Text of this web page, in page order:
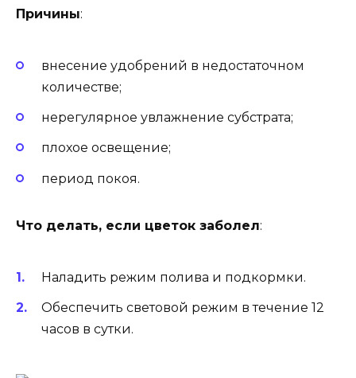
Причины:
внесение удобрений в недостаточном
количестве;
нерегулярное увлажнение субстрата;
плохое освещение;
период покоя.
Что делать, если цветок заболел:
Наладить режим полива и подкормки.
Обеспечить световой режим в течение 12
часов в сутки.